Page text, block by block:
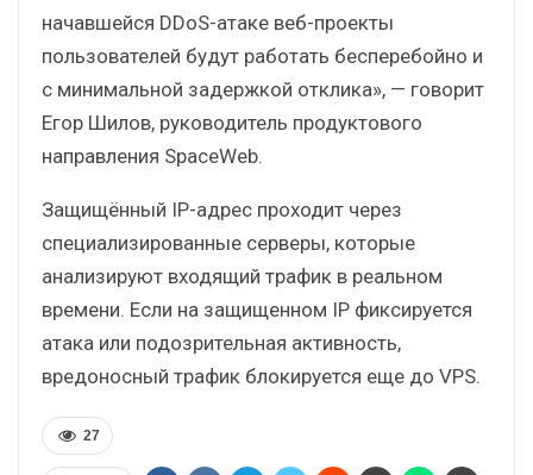
начавшейся DDoS-атаке веб-проекты
пользователей будут работать бесперебойно и
с минимальной задержкой отклика», — говорит
Егор Шилов, руководитель продуктового
направления SpaceWeb.
Защищённый IP-адрес проходит через
специализированные серверы, которые
анализируют входящий трафик в реальном
времени. Если на защищенном IP фиксируется
атака или подозрительная активность,
вредоносный трафик блокируется еще до VPS.
27